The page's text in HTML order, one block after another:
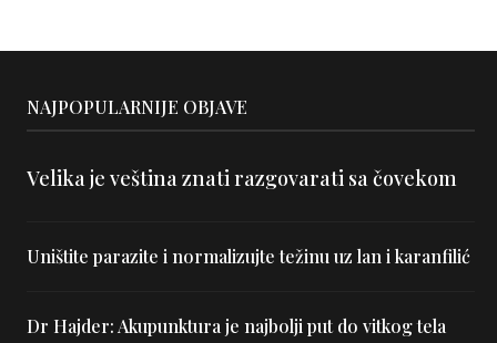
NAJPOPULARNIJE OBJAVE
Velika je veština znati razgovarati sa čovekom
Uništite parazite i normalizujte težinu uz lan i karanfilić
Dr Hajder: Akupunktura je najbolji put do vitkog tela